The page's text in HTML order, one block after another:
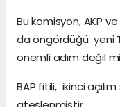
Bu komisyon, AKP ve
da öngördüğü yeni
önemli adım değil
BAP fitili, ikinci